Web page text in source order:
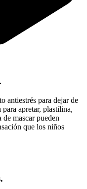
antiestrés para dejar de
apretar, plastilina,
mascar pueden
que los niños